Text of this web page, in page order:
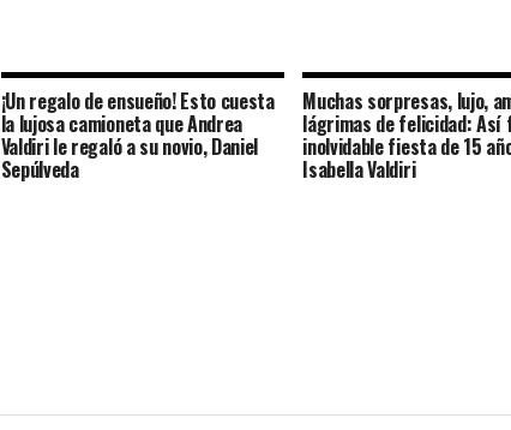
¡Un regalo de ensueño! Esto cuesta
la lujosa camioneta que Andrea
Valdiri le regaló a su novio, Daniel
Sepúlveda
Muchas sorpresas, lujo,
lágrimas de felicidad: Así
inolvidable fiesta de 15
Isabella Valdiri